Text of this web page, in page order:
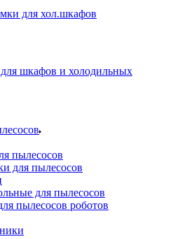
для хол.шкафов
шкафов и холодильных
пылесосов
для пылесосов
для пылесосов
пылесосов роботов